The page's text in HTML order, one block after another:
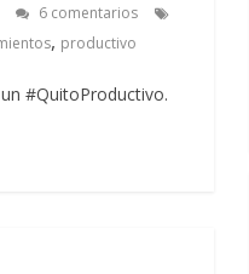
6 comentarios
, productivo
#QuitoProductivo.